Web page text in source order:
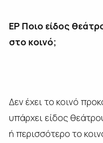
ΕΡ Ποιο είδος
στο κοινό;
Δεν έχει το κοινό
υπάρχει είδος
ή περισσότερο το